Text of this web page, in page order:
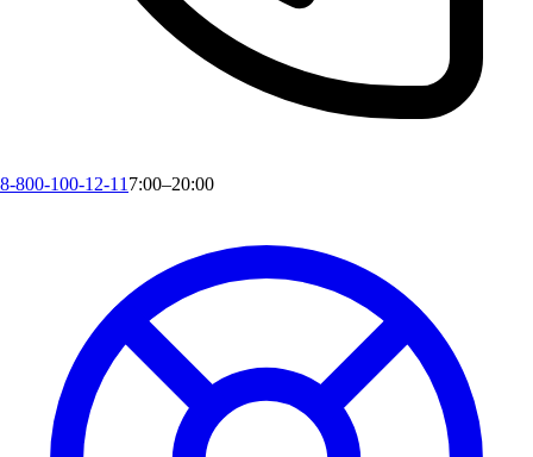
8-800-100-12-11 7:00–20:00